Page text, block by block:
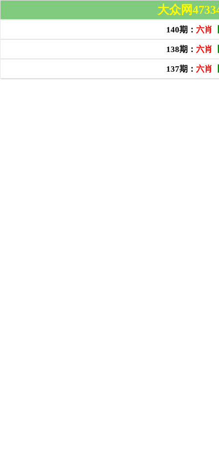
大众网
140期： 六肖
138期： 六肖
137期： 六肖